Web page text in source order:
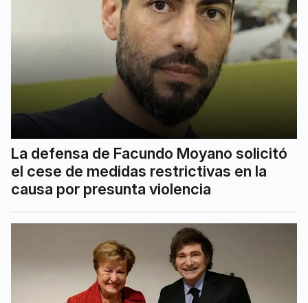
La defensa de Facundo Moyano solicitó
el cese de medidas restrictivas en la
causa por presunta violencia